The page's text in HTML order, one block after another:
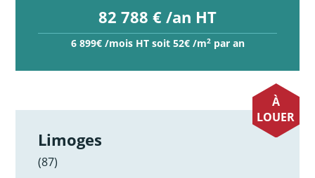
82 788 € /an HT
6 899€ /mois HT soit 52€ /m2par an
À
LOUER
Limoges
(87)